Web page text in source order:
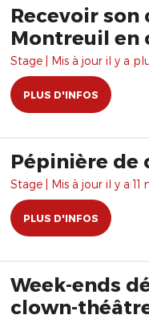
Recevoir son
Montreuil en
Stage | Mis à jour il y a
PLUS D'INFOS
Pépinière de
Stage | Mis à jour il y a 11
PLUS D'INFOS
Week-ends
clown-